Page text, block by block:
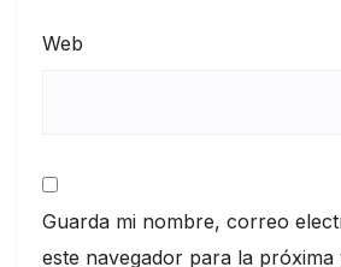
Web
Guarda mi nombre, correo
este navegador para la próxima